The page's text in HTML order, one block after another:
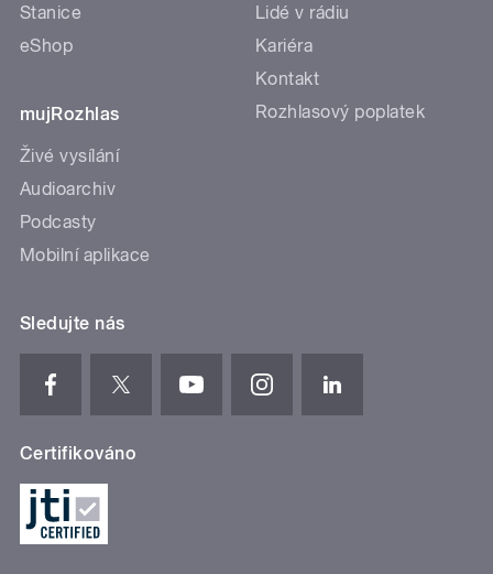
Stanice
eShop
mujRozhlas
Živé vysílání
Audioarchiv
Podcasty
Mobilní aplikace
Lidé v rádiu
Kariéra
Kontakt
Rozhlasový poplatek
Sledujte nás
Certifikováno